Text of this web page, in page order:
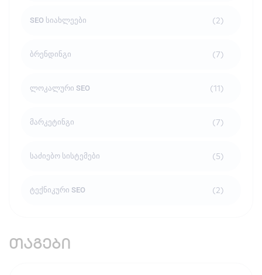
SEO სიახლეები (2)
ბრენდინგი (7)
ლოკალური SEO (11)
მარკეტინგი (7)
საძიებო სისტემები (5)
ტექნიკური SEO (2)
თაგები